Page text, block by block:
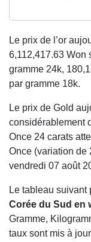
Le prix de l’or
6,112,417.63 Won
gramme 24k,
par gramme 18k.
Le prix de Gold
considérablement
Once 24 carats
Once (variation de
vendredi 07 août
Le tableau suivant
Corée du Sud en
Gramme,
taux sont mis à